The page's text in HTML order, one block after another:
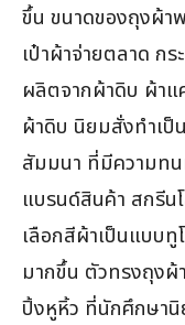
ขึ้น ขนาดของถุงผ้า
เป๋าผ้าจ่ายตลาด ก
ผลิตจากผ้าดิบ ผ้าแ
ผ้าดิบ นิยมสั่งทำเป็
สัมมนา ที่มีความท
แบรนด์สินค้า สกรีน
เลือกสีผ้าเป็นแบบทู
มากขึ้น ตัวทรงถุงผ้
ปิ้งหูหิ้ว ที่นักศึกษานิ